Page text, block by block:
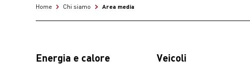
Home Chi siamo Area media
Energia e calore Veicoli